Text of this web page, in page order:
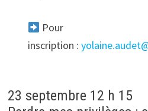
Pour
inscription :
23 septembre 12 h 15